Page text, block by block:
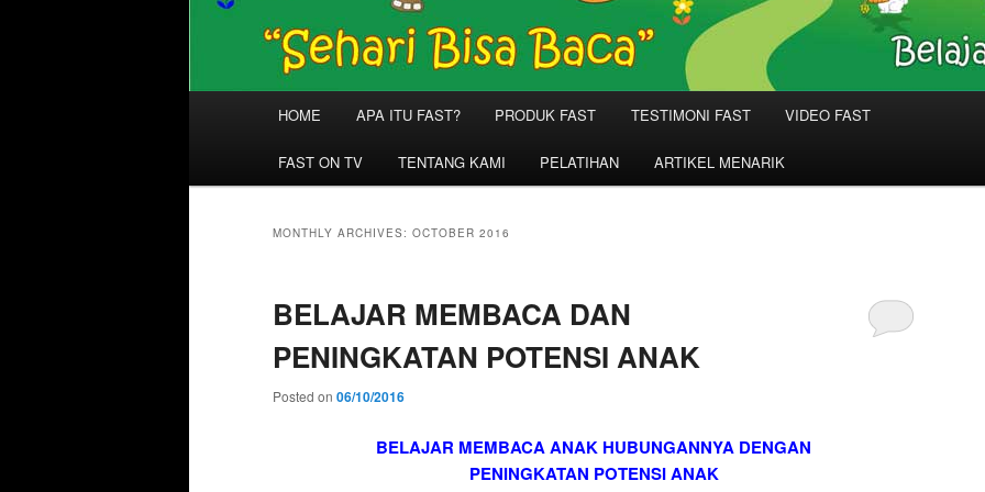
HOME APA ITU FAST? PRODUK FAST TESTIMONI FAST VIDEO FAST
FAST ON TV TENTANG KAMI PELATIHAN ARTIKEL MENARIK
MONTHLY ARCHIVES: OCTOBER 2016
BELAJAR MEMBACA DAN
PENINGKATAN POTENSI ANAK
Posted on 06/10/2016
BELAJAR MEMBACA ANAK HUBUNGANNYA DENGAN
PENINGKATAN POTENSI ANAK